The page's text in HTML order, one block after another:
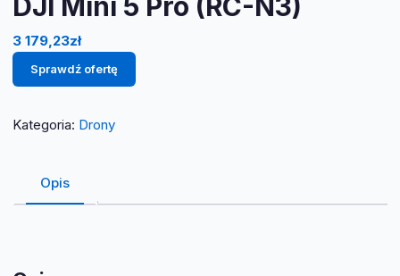
DJI Mini 5 Pro (RC-N3)
3 179,23zł
Sprawdź ofertę
Kategoria: Drony
Opis